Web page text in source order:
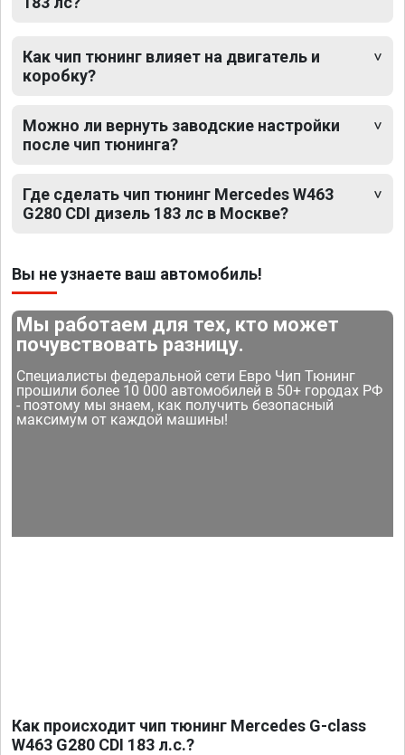
Как чип тюнинг влияет на двигатель и
коробку?
Можно ли вернуть заводские настройки
после чип тюнинга?
Где сделать чип тюнинг Mercedes W463
G280 CDI дизель 183 лс в Москве?
Вы не узнаете ваш автомобиль!
Мы работаем для тех, кто может
почувствовать разницу.
Специалисты федеральной сети Евро Чип Тюнинг
прошили более 10 000 автомобилей в 50+ городах РФ
- поэтому мы знаем, как получить безопасный
максимум от каждой машины!
Как происходит чип тюнинг Mercedes G-class
W463 G280 CDI 183 л.с.?